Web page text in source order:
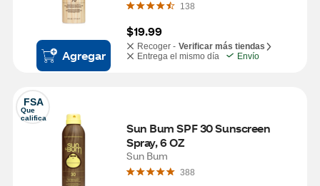
Agregar
138
$19.99
Recoger - Verificar más tiendas
Entrega el mismo día
Envío
FSA
Que
califica
Sun Bum SPF 30 Sunscreen
Spray, 6 OZ
Sun Bum
388